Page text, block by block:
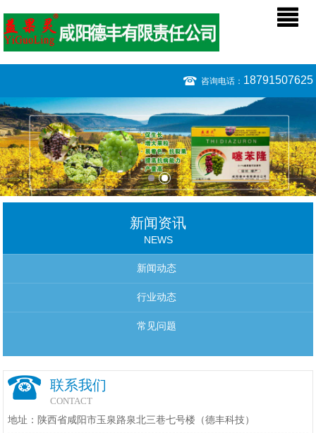
咨询电话： 18791507625
新闻资讯
NEWS
新闻动态
行业动态
常见问题
联系我们
CONTACT
地址：陕西省咸阳市玉泉路泉北三巷七号楼（德丰科技）